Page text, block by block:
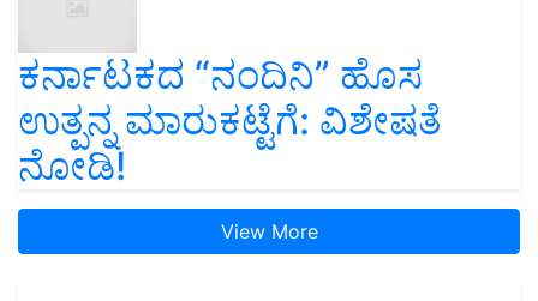
ಕರ್ನಾಟಕದ “ನಂದಿನಿ” ಹೊಸ
ಉತ್ಪನ್ನ ಮಾರುಕಟ್ಟೆಗೆ: ವಿಶೇಷತೆ
ನೋಡಿ!
View More